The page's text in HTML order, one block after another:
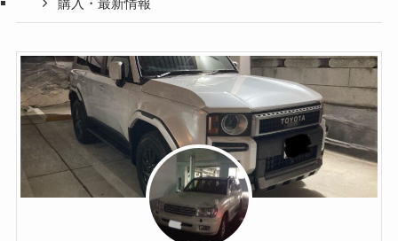
購入・最新情報